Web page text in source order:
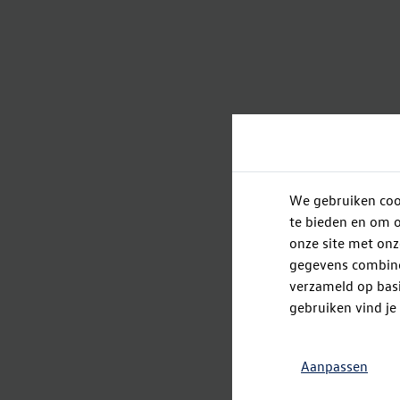
We gebruiken
te bieden en om
onze site met
gegevens
verzameld op
gebruiken vind je
Aanpassen